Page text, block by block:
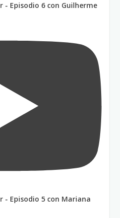
- Episodio 6 con Guilherme
- Episodio 5 con Mariana